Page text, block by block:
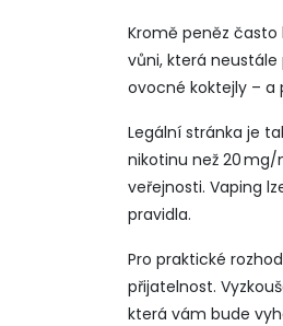
Kromě peněz
vůni, která
ovocné koktejly – a
Legální stránka je
nikotinu než 20
veřejnosti. Vaping
pravidla.
Pro praktické
přijatelnost.
která vám bude